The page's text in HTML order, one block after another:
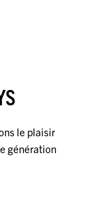
le plaisir
génération